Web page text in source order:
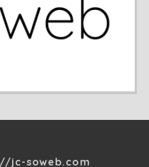
jc-soweb.com